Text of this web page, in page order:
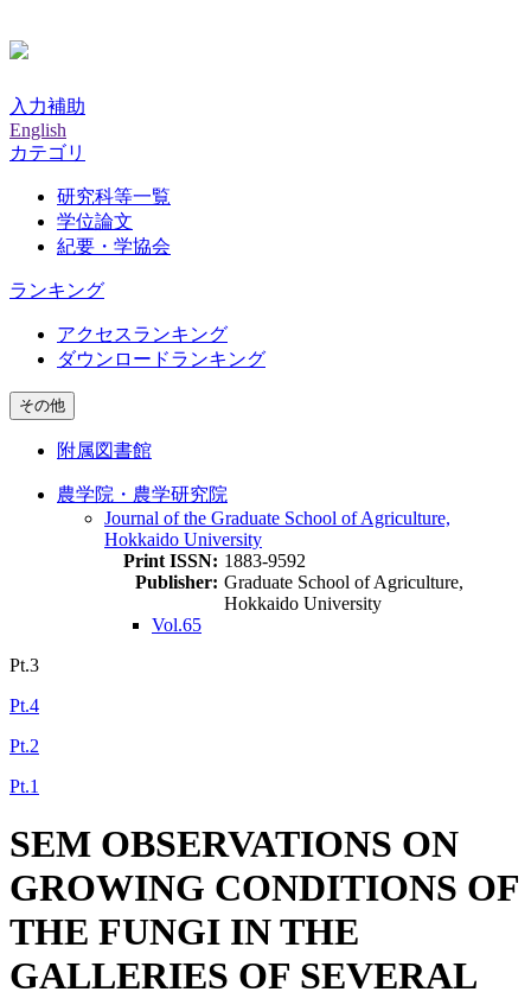
入力補助
English
カテゴリ
研究科等一覧
学位論文
紀要・学協会
ランキング
アクセスランキング
ダウンロードランキング
その他
附属図書館
農学院・農学研究院
Journal of the Graduate School of Agriculture,
Hokkaido University
Print ISSN: 1883-9592
Publisher: Graduate School of Agriculture,
Hokkaido University
Vol.65
Pt.3
Pt.4
Pt.2
Pt.1
SEM OBSERVATIONS ON
GROWING CONDITIONS OF
THE FUNGI IN THE
GALLERIES OF SEVERAL